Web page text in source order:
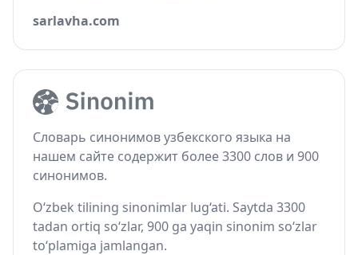
sarlavha.com
Словарь синонимов узбекского языка на
нашем сайте содержит более 3300 слов и 900
синонимов.
O‘zbek tilining sinonimlar lug‘ati. Saytda 3300
tadan ortiq so‘zlar, 900 ga yaqin sinonim so‘zlar
to‘plamiga jamlangan.